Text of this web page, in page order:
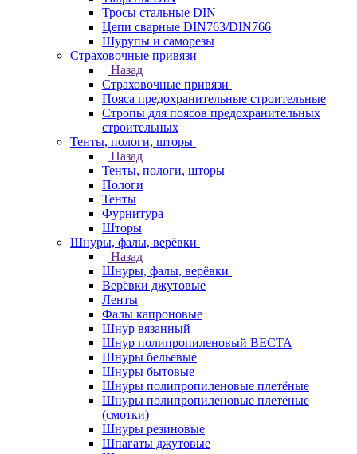
Тросы стальные DIN
Цепи сварные DIN763/DIN766
Шурупы и саморезы
Страховочные привязи
Назад
Страховочные привязи
Пояса предохранительные строительные
Стропы для поясов предохранительных
строительных
Тенты, пологи, шторы
Назад
Тенты, пологи, шторы
Пологи
Тенты
Фурнитура
Шторы
Шнуры, фалы, верёвки
Назад
Шнуры, фалы, верёвки
Верёвки джутовые
Ленты
Фалы капроновые
Шнур вязанный
Шнур полипропиленовый ВЕСТА
Шнуры бельевые
Шнуры бытовые
Шнуры полипропиленовые плетёные
Шнуры полипропиленовые плетёные
(смотки)
Шнуры резиновые
Шпагаты джутовые